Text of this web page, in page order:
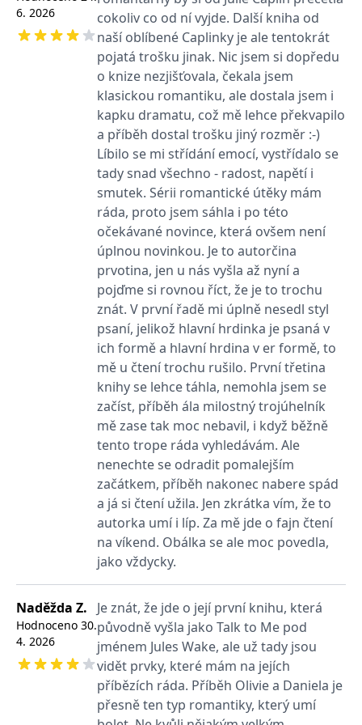
6. 2026
cokoliv co od ní vyjde. Další kniha od
naší oblíbené Caplinky je ale tentokrát
pojatá trošku jinak. Nic jsem si dopředu
o knize nezjišťovala, čekala jsem
klasickou romantiku, ale dostala jsem i
kapku dramatu, což mě lehce překvapilo
a příběh dostal trošku jiný rozměr :-)
Líbilo se mi střídání emocí, vystřídalo se
tady snad všechno - radost, napětí i
smutek. Sérii romantické útěky mám
ráda, proto jsem sáhla i po této
očekávané novince, která ovšem není
úplnou novinkou. Je to autorčina
prvotina, jen u nás vyšla až nyní a
pojďme si rovnou říct, že je to trochu
znát. V první řadě mi úplně nesedl styl
psaní, jelikož hlavní hrdinka je psaná v
ich formě a hlavní hrdina v er formě, to
mě u čtení trochu rušilo. První třetina
knihy se lehce táhla, nemohla jsem se
začíst, příběh ála milostný trojúhelník
mě zase tak moc nebavil, i když běžně
tento trope ráda vyhledávám. Ale
nenechte se odradit pomalejším
začátkem, příběh nakonec nabere spád
a já si čtení užila. Jen zkrátka vím, že to
autorka umí i líp. Za mě jde o fajn čtení
na víkend. Obálka se ale moc povedla,
jako vždycky.
Naděžda Z.
Hodnoceno 30.
4. 2026
Je znát, že jde o její první knihu, která
původně vyšla jako Talk to Me pod
jménem Jules Wake, ale už tady jsou
vidět prvky, které mám na jejích
příbězích ráda. Příběh Olivie a Daniela je
přesně ten typ romantiky, který umí
používá k rozlišení
jedinečných uživatelů
přiřazením náhodně
vygenerovaného čísla
jako identifikátoru
klienta. Je součástí
každého požadavku na
stránku na webu a slouží
k výpočtu údajů o
návštěvnících, relacích a
kampaních pro analytické
přehledy webů.
Kentiko
Software LLC
www.grada.cz
1 rok
měsíc
Označuje, zda je
návštěvník nový nebo se
vrací. Používá se ke
sledování statistiky
návštěvníků ve webové
analýze.
Kentiko
Software LLC
www.grada.cz
1 rok
1
měsíc
Ukládá identifikátor GUID
kontaktu souvisejícího s
aktuálním návštěvníkem
webu. Slouží ke
sledování aktivit na
webu.
MUID
Microsoft
Corporation
.bing.com
1 rok
Tento soubor cookie je v
Microsoftu široce
používán jako jedinečný
identifikátor uživatele.
Lze jej nastavit pomocí
vložených skriptů
Microsoft. Široce se věří,
že se synchronizuje s
mnoha různými
doménami společnosti
Microsoft, což umožňuje
sledování uživatelů.
.c.clarity.ms
Zavřením
prohlížeče
Toto je soubor cookie
první strany společnosti
Microsoft MSN, který
používáme k měření
používání webu pro
interní analýzu.
Microsoft
Corporation
.c.clarity.ms
7 dní
Toto je soubor cookie
první strany společnosti
používáme k měření
používání webu pro
interní analýzu.
.adform.net
den
Zjistěte, zda prohlížeč
uživatele podporuje
soubory cookie.
Meta Platform
.grada.cz
3 měsíce
Používá Facebook k
poskytování řady
reklamních produktů,
jako je nabízení cen v
reálném čase od
inzerentů třetích stran.
Microsoft
Corporation
.c.bing.com
1 rok
Toto je cookie první
strany společnosti
Microsoft MSN, které
zajišťuje správné
fungování této webové
stránky.
Microsoft
Corporation
.c.clarity.ms
10 minut
Tento soubor cookie
provádí informace o
tom, jak koncový
kterou koncový uživatel
návštěvou uvedeného
webu.
__utmzzses
Google LLC
.grada.cz
Zavřením
prohlížeče
Parametry UTM
používané pro reklamu /
sledování pomocí
Google Analytics
Microsoft
Corporation
.grada.cz
Tento soubor cookie
používá společnost Bing
k určení, jaké reklamy by
prohlížeče
_____tempSessionKey_____
www.grada.cz
1 rok 1
měsíc
Microsoft
.bing.com
1 rok
inco_session_temp_browser www.grada.cz
1 hodina
www.grada.cz
měsíc
_hjSessionUser_3630783
.grada.cz 1 rok